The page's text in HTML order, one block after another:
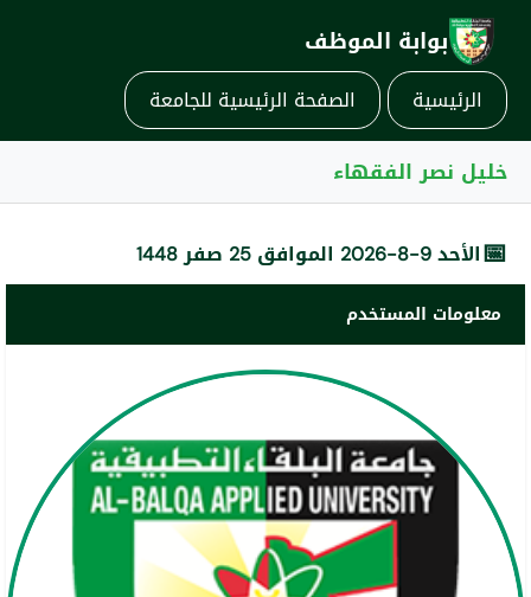
بوابة الموظف
الرئيسية الصفحة الرئيسية للجامعة
خليل نصر الفقهاء
📅الأحد 9-8-2026 الموافق 25 صفر 1448
معلومات المستخدم